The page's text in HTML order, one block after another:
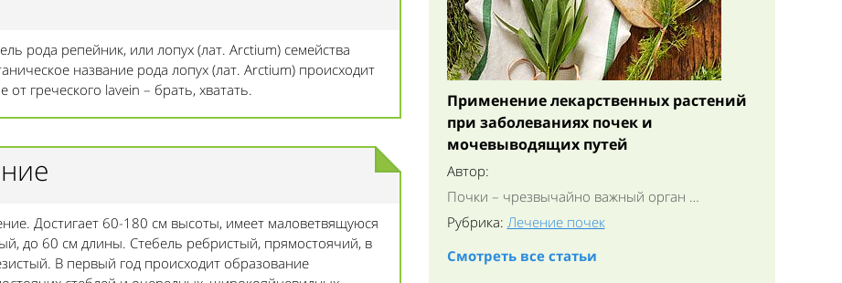
рода репейник, или лопух (лат. Arctium) семейства
название рода лопух (лат. Arctium) происходит
греческого lavein – брать, хватать.
Достигает 60-180 см высоты, имеет маловетвящуюся
до 60 см длины. Стебель ребристый, прямостоячий, в
В первый год происходит образование
Применение лекарственных растений
при заболеваниях почек и
мочевыводящих путей
Автор:
Почки – чрезвычайно важный орган …
Рубрика: Лечение почек
Смотреть все статьи